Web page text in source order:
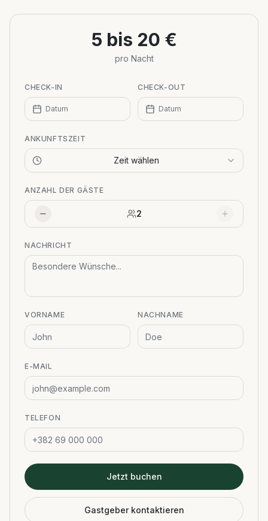
−
5 bis 20 €
pro Nacht
CHECK-IN
Datum
CHECK-OUT
Datum
ANKUNFTSZEIT
Zeit wählen
ANZAHL DER GÄSTE
2
NACHRICHT
VORNAME NACHNAME
E-MAIL
TELEFON
Jetzt buchen
Gastgeber kontaktieren